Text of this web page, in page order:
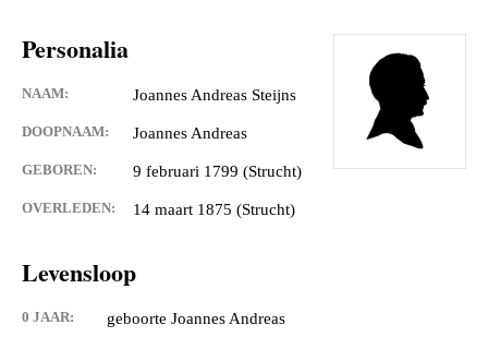
Personalia
NAAM: Joannes Andreas Steijns
DOOPNAAM: Joannes Andreas
GEBOREN: 9 februari 1799 (Strucht)
OVERLEDEN: 14 maart 1875 (Strucht)
Levensloop
0 JAAR: geboorte Joannes Andreas